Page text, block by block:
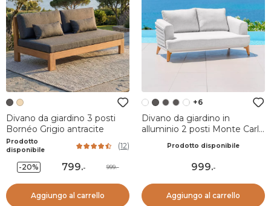
Divano da giardino 3 posti
Bornéo Grigio antracite
Prodotto
disponibile
(12)
-20% 799.- 999.-
Aggiungo al carrello
+6
Divano da giardino in
alluminio 2 posti Monte Carlo
Prodotto disponibile
999.-
Aggiungo al carrello